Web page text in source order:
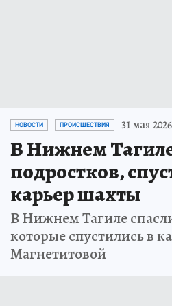
НОВОСТИ ПРОИСШЕСТВИЯ 31 мая
В Нижнем
подростков,
карьер шахты
В Нижнем Тагиле
которые спустились в
Магнетитовой